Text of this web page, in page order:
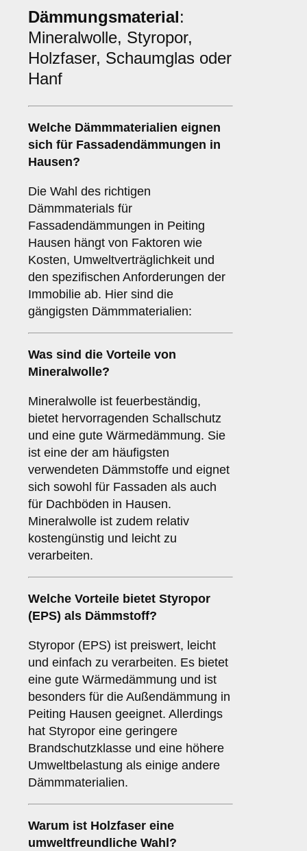
Dämmungsmaterial:
Mineralwolle, Styropor,
Holzfaser, Schaumglas oder
Hanf
Welche Dämmmaterialien eignen
sich für Fassadendämmungen in
Hausen?
Die Wahl des richtigen
Dämmmaterials für
Fassadendämmungen in Peiting
Hausen hängt von Faktoren wie
Kosten, Umweltverträglichkeit und
den spezifischen Anforderungen der
Immobilie ab. Hier sind die
gängigsten Dämmmaterialien:
Was sind die Vorteile von
Mineralwolle?
Mineralwolle ist feuerbeständig,
bietet hervorragenden Schallschutz
und eine gute Wärmedämmung. Sie
ist eine der am häufigsten
verwendeten Dämmstoffe und eignet
sich sowohl für Fassaden als auch
für Dachböden in Hausen.
Mineralwolle ist zudem relativ
kostengünstig und leicht zu
verarbeiten.
Welche Vorteile bietet Styropor
(EPS) als Dämmstoff?
Styropor (EPS) ist preiswert, leicht
und einfach zu verarbeiten. Es bietet
eine gute Wärmedämmung und ist
besonders für die Außendämmung in
Peiting Hausen geeignet. Allerdings
hat Styropor eine geringere
Brandschutzklasse und eine höhere
Umweltbelastung als einige andere
Dämmmaterialien.
Warum ist Holzfaser eine
umweltfreundliche Wahl?